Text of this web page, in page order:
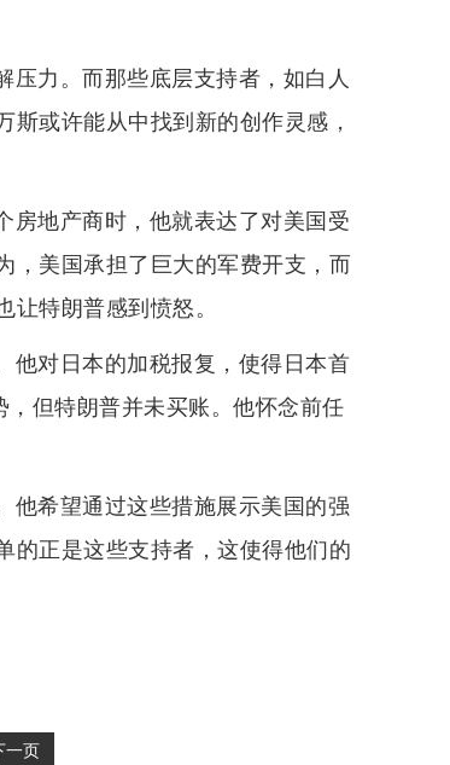
压力。而那些底层支持者，如白人
或许能从中找到新的创作灵感，
房地产商时，他就表达了对美国受
，美国承担了巨大的军费开支，而
特朗普感到愤怒。
他对日本的加税报复，使得日本首
，但特朗普并未买账。他怀念前任
他希望通过这些措施展示美国的强
的正是这些支持者，这使得他们的
一页